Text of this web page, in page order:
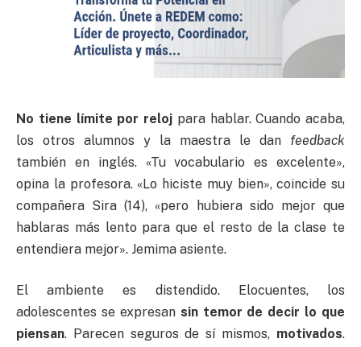
No tiene límite por reloj para hablar. Cuando acaba,
los otros alumnos y la maestra le dan feedback
también en inglés. «Tu vocabulario es excelente»,
opina la profesora. «Lo hiciste muy bien», coincide su
compañera Sira (14), «pero hubiera sido mejor que
hablaras más lento para que el resto de la clase te
entendiera mejor». Jemima asiente.
El ambiente es distendido. Elocuentes, los
adolescentes se expresan sin temor de decir lo que
piensan. Parecen seguros de sí mismos, motivados.